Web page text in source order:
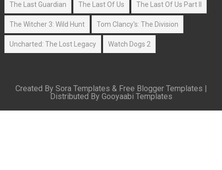
The Last Guardian The Last Of Us The Last Of Us Part II
The Witcher 3: Wild Hunt Tom Clancy's: The Division
Uncharted: The Lost Legacy Watch Dogs 2
Created By Sora Templates & Free Blogger Templates
Distributed By Gooyaabi Templates